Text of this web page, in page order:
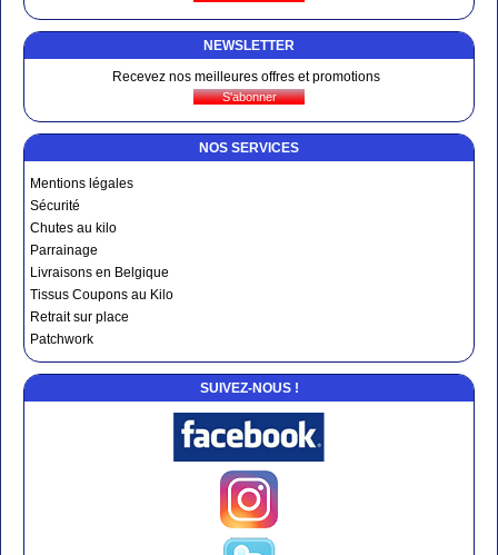
NEWSLETTER
Recevez nos meilleures offres et promotions
NOS SERVICES
Mentions légales
Sécurité
Chutes au kilo
Parrainage
Livraisons en Belgique
Tissus Coupons au Kilo
Retrait sur place
Patchwork
SUIVEZ-NOUS !